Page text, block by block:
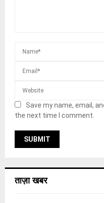
Save my name, email,
the next time I comment.
ताज़ा खबर